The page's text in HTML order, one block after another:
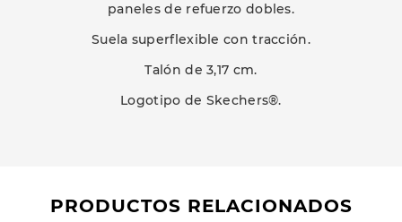
paneles de refuerzo dobles.
Suela superflexible con tracción.
Talón de 3,17 cm.
Logotipo de Skechers®.
PRODUCTOS RELACIONADOS